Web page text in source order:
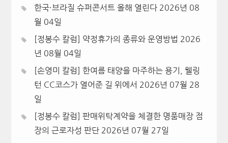
한국·브라질 슈퍼콘서트 올해 열린다 2026년 08
월 04일
[정봉수 칼럼] 약정휴가의 종류와 운영방법 2026
년 08월 04일
[손영미 칼럼] 한여름 태양을 마주하는 용기, 웰링
턴 CC코스가 열어준 길 위에서 2026년 07월 28
일
[정봉수 칼럼] 판매위탁계약을 체결한 명품매장 점
장의 근로자성 판단 2026년 07월 27일